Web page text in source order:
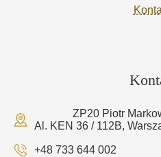
ZP20 Piotr
Al. KEN 36 / 112B,
+48 733 644 002